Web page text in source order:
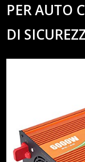
PER AUTO
DI